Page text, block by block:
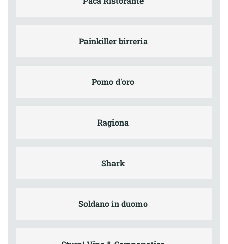
Painkiller birreria
Pomo d'oro
Ragiona
Shark
Soldano in duomo